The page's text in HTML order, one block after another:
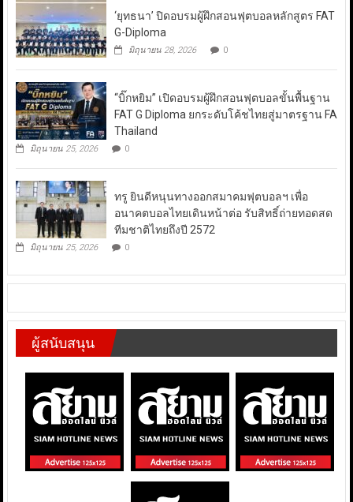
‘ยุทธนา’ ปิดอบรมผู้ฝึกสอนฟุตบอลหลักสูตร FAT
G-Diploma
มิถุนายน 28, 2026 0
“บิ๊กหยิม” เปิดอบรมผู้ฝึกสอนฟุตบอลขั้นพื้นฐาน
FAT G Diploma ยกระดับโค้ชไทยสู่มาตรฐาน FA
Thailand
มิถุนายน 25, 2026 0
ทรู ยินดีหนุนทางออกสมาคมฟุตบอลฯ เพื่อ
อนาคตบอลไทยเดินหน้าต่อ รับสิทธิ์ถ่ายทอดสด
ทีมชาติไทยถึงปี 2572
มิถุนายน 25, 2026 0
ผู้สนับสนุน